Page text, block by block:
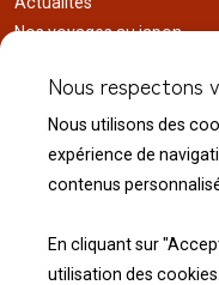
Nos voyages au japon
Liens utiles
Service client
Nous contacter
Modalité de retour
Nous respectons
Nous utilisons des
expérience de
contenus
En cliquant sur
utilisation des cookies.